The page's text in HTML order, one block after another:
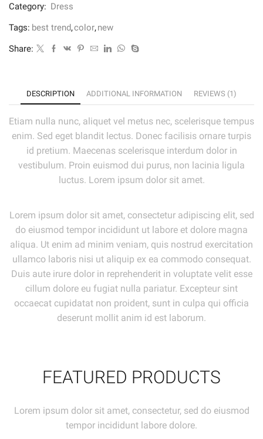
Category: Dress
Tags: best trend,color,new
Share:
DESCRIPTION ADDITIONAL INFORMATION REVIEWS (1)
Etiam nulla nunc, aliquet vel metus nec, scelerisque tempus
enim. Sed eget blandit lectus. Donec facilisis ornare turpis
id pretium. Maecenas scelerisque interdum dolor in
vestibulum. Proin euismod dui purus, non lacinia ligula
luctus. Lorem ipsum dolor sit amet.
Lorem ipsum dolor sit amet, consectetur adipiscing elit, sed
do eiusmod tempor incididunt ut labore et dolore magna
aliqua. Ut enim ad minim veniam, quis nostrud exercitation
ullamco laboris nisi ut aliquip ex ea commodo consequat.
Duis aute irure dolor in reprehenderit in voluptate velit esse
cillum dolore eu fugiat nulla pariatur. Excepteur sint
occaecat cupidatat non proident, sunt in culpa qui officia
deserunt mollit anim id est laborum.
FEATURED PRODUCTS
Lorem ipsum dolor sit amet, consectetur, sed do eiusmod
tempor incididunt labore dolore.